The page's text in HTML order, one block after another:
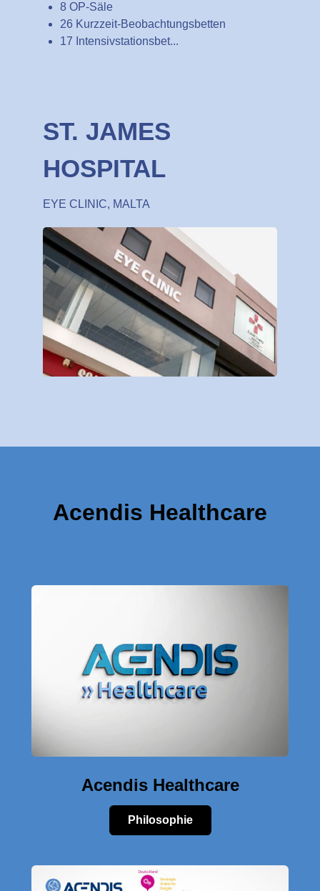
8 OP-Säle
26 Kurzzeit-Beobachtungsbetten
17 Intensivstationsbet...
ST. JAMES
HOSPITAL
EYE CLINIC, MALTA
Acendis Healthcare
Acendis Healthcare
Philosophie